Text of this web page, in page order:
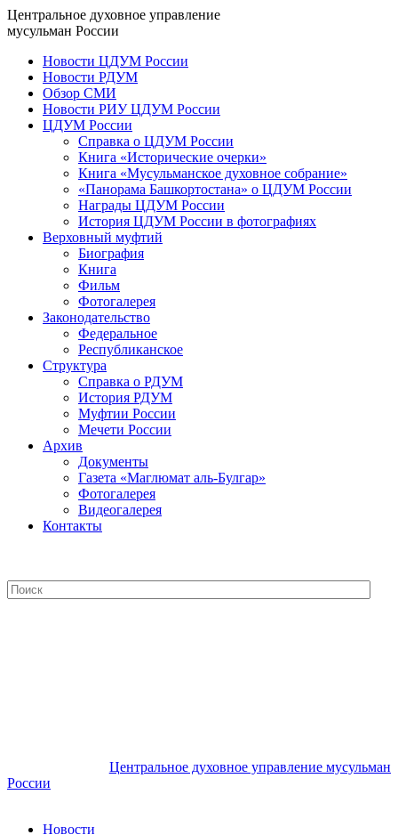
Центральное духовное управление
мусульман России
Новости ЦДУМ России
Новости РДУМ
Обзор СМИ
Новости РИУ ЦДУМ России
ЦДУМ России
Справка о ЦДУМ России
Книга «Исторические очерки»
Книга «Мусульманское духовное собрание»
«Панорама Башкортостана» о ЦДУМ России
Награды ЦДУМ России
История ЦДУМ России в фотографиях
Верховный муфтий
Биография
Книга
Фильм
Фотогалерея
Законодательство
Федеральное
Республиканское
Структура
Справка о РДУМ
История РДУМ
Муфтии России
Мечети России
Архив
Документы
Газета «Маглюмат аль-Булгар»
Фотогалерея
Видеогалерея
Контакты
Центральное духовное управление мусульман
России
Новости